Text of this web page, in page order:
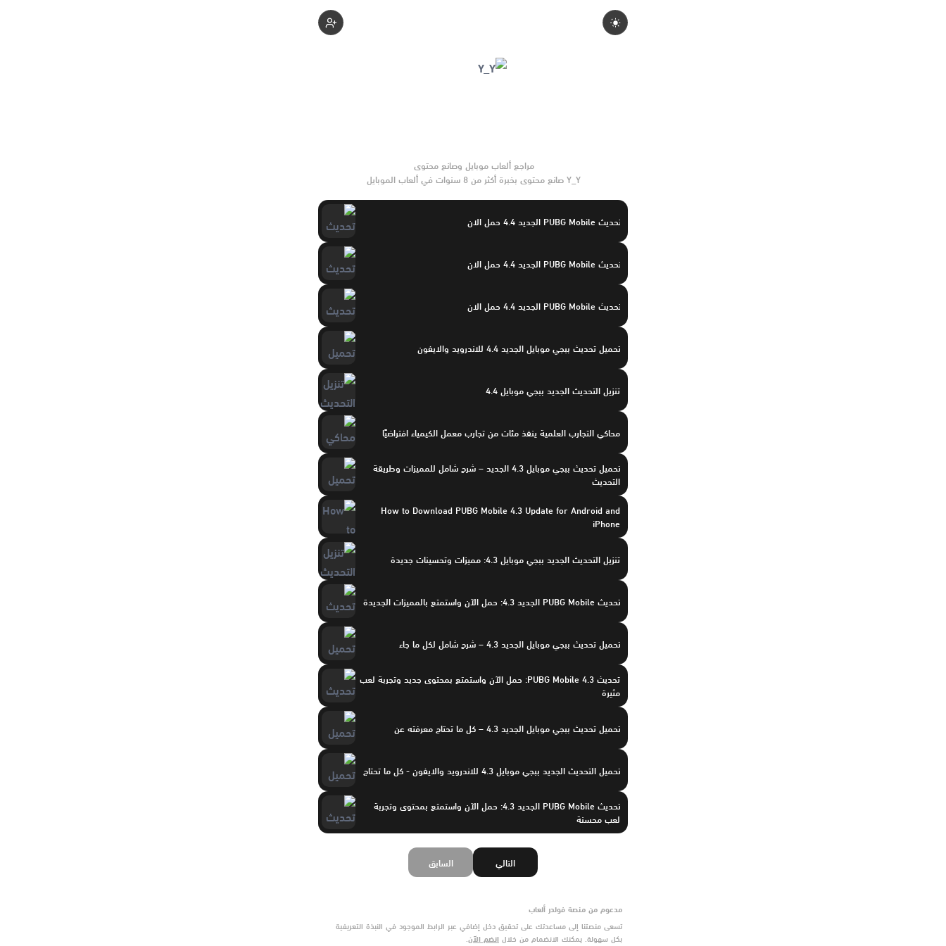
Y_Y صانع محتوى بخبرة أكثر من 8 سنوات في ألعاب الموبايل
تحديث PUBG Mobile الجديد 4.4 حمل الان
تحديث PUBG Mobile الجديد 4.4 حمل الان
تحديث PUBG Mobile الجديد 4.4 حمل الان
تحميل تحديث ببجي موبايل الجديد 4.4 للاندرويد والايفون
تنزيل التحديث الجديد ببجي موبايل 4.4
محاكي التجارب العلمية ينفذ مئات من تجارب معمل الكيمياء افتراضيًا
تحميل تحديث ببجي موبايل 4.3 الجديد – شرح شامل للمميزات وطريقة
التحديث
How to Download PUBG Mobile 4.3 Update for Android and
iPhone
تنزيل التحديث الجديد ببجي موبايل 4.3: مميزات وتحسينات جديدة
تحديث PUBG Mobile الجديد 4.3: حمل الآن واستمتع بالمميزات الجديدة
تحميل تحديث ببجي موبايل الجديد 4.3 – شرح شامل لكل ما جاء
تحديث PUBG Mobile 4.3: حمل الآن واستمتع بمحتوى جديد وتجربة لعب
مثيرة
تحميل تحديث ببجي موبايل الجديد 4.3 – كل ما تحتاج معرفته عن
تحميل التحديث الجديد ببجي موبايل 4.3 للاندرويد والايفون - كل ما تحتاج
تحديث PUBG Mobile الجديد 4.3: حمل الآن واستمتع بمحتوى وتجربة
لعب محسنة
السابق التالي
مدعوم من منصة فولدر ألعاب
تسعى منصتنا إلى مساعدتك على تحقيق دخل إضافي عبر الرابط الموجود في النبذة التعريفية
بكل سهولة. يمكنك الانضمام من خلال انضم الآن